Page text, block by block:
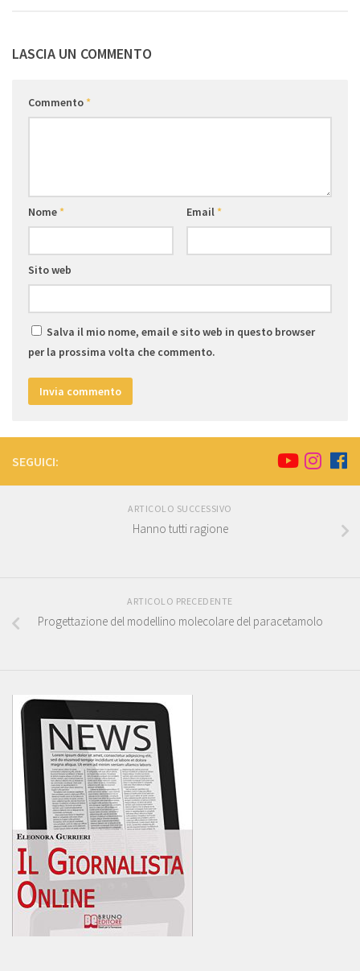
LASCIA UN COMMENTO
Commento*
Nome* Email*
Sito web
Salva il mio nome, email e sito web in questo browser
per la prossima volta che commento.
SEGUICI:
ARTICOLO SUCCESSIVO
Hanno tutti ragione
ARTICOLO PRECEDENTE
Progettazione del modellino molecolare del paracetamolo